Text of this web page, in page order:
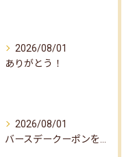
2026/08/01
ありがとう！
2026/08/01